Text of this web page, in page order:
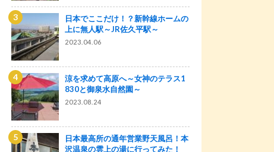
日本でここだけ！？新幹線ホームの
上に無人駅～JR佐久平駅～
2023.04.06
涼を求めて高原へ～女神のテラス1
830と御泉水自然園～
2023.08.24
日本最高所の通年営業野天風呂！本
沢温泉の雲上の湯に行ってみた！